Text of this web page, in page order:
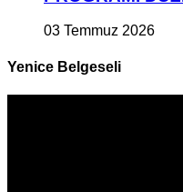
03 Temmuz 2026
Yenice Belgeseli